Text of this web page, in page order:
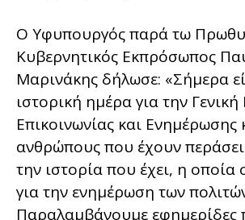
Ο Υφυπουργός παρά τω
Κυβερνητικός Εκπρόσωπος
Μαρινάκης δήλωσε: «Σήμερα
ιστορική ημέρα για την
Επικοινωνίας και Ενημέρωσης
ανθρώπους που έχουν
την ιστορία που έχει, η οποία
για την ενημέρωση των
Παραλαμβάνουμε εφημερίδες